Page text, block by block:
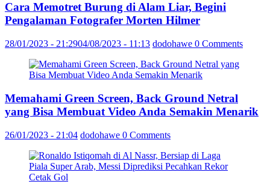
Cara Memotret Burung di Alam Liar, Begini
Pengalaman Fotografer Morten Hilmer
28/01/2023 - 21:2904/08/2023 - 11:13 dodohawe 0 Comments
Memahami Green Screen, Back Ground Netral
yang Bisa Membuat Video Anda Semakin Menarik
26/01/2023 - 21:04 dodohawe 0 Comments